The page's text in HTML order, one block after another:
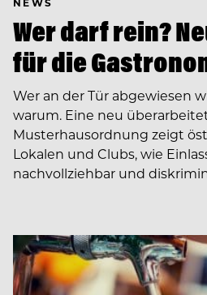
Wer darf rein?
für die
Wer an der Tür abgewiesen
warum. Eine neu
Musterhausordnung zeigt
Lokalen und Clubs, wie
nachvollziehbar und